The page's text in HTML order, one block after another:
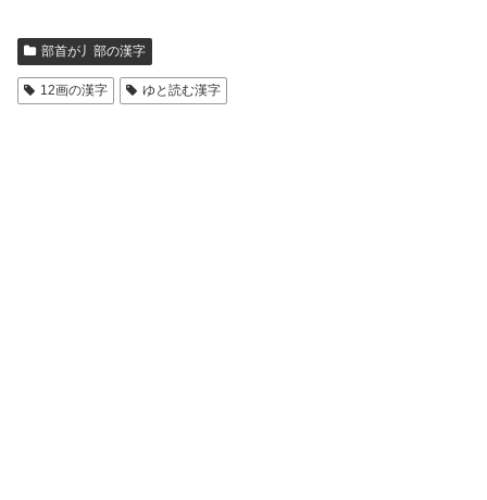
部首が丿部の漢字
12画の漢字 ゆと読む漢字